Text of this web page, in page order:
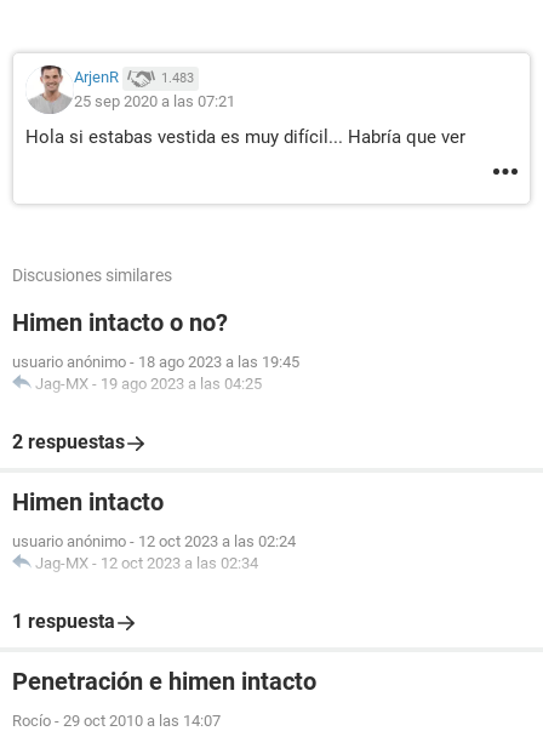
ArjenR 1.483
25 sep 2020 a las 07:21
Hola si estabas vestida es muy difícil... Habría que ver
Discusiones similares
Himen intacto o no?
usuario anónimo - 18 ago 2023 a las 19:45
Jag-MX - 19 ago 2023 a las 04:25
2 respuestas
Himen intacto
usuario anónimo - 12 oct 2023 a las 02:24
Jag-MX - 12 oct 2023 a las 02:34
1 respuesta
Penetración e himen intacto
Rocío - 29 oct 2010 a las 14:07